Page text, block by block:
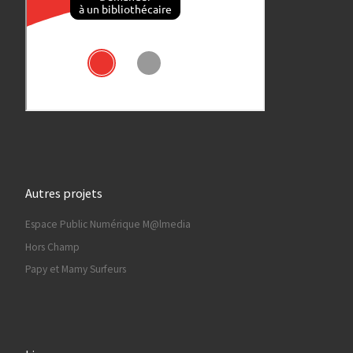
Autres projets
Espace Public Numérique M@lmedia
Hors Champ
Papy et Mamy Surfeurs